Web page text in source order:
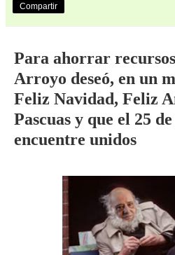
Compartir
Para ahorrar
Arroyo deseó, en un
Feliz Navidad, Feliz
Pascuas y que el 25
encuentre unidos